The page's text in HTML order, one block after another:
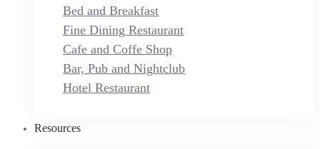
Bed and Breakfast
Fine Dining Restaurant
Cafe and Coffe Shop
Bar, Pub and Nightclub
Hotel Restaurant
Resources